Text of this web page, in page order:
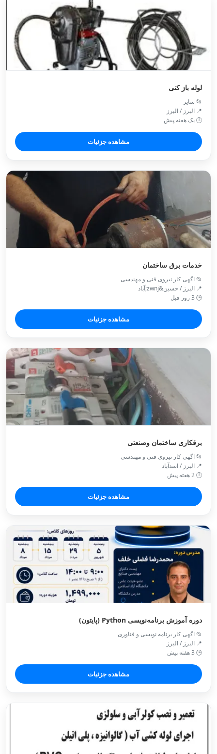
لوله باز کنی
📂 سایر
📍 البرز / البرز
🕒 یک هفته پیش
مشاهده جزئیات
خدمات برق ساختمان
📂 اگهی کار نیروی فنی و مهندسی
📍 البرز / حسین&zwnj;آباد
🕒 3 روز قبل
مشاهده جزئیات
برقکاری ساختمان وصنعتی
📂 اگهی کار نیروی فنی و مهندسی
📍 البرز / اسدآباد
🕒 2 هفته پیش
مشاهده جزئیات
دوره آموزش برنامه‌نویسی Python (پایتون)
📂 اگهی کار برنامه نویسی و فناوری
📍 البرز / البرز
🕒 3 هفته پیش
مشاهده جزئیات